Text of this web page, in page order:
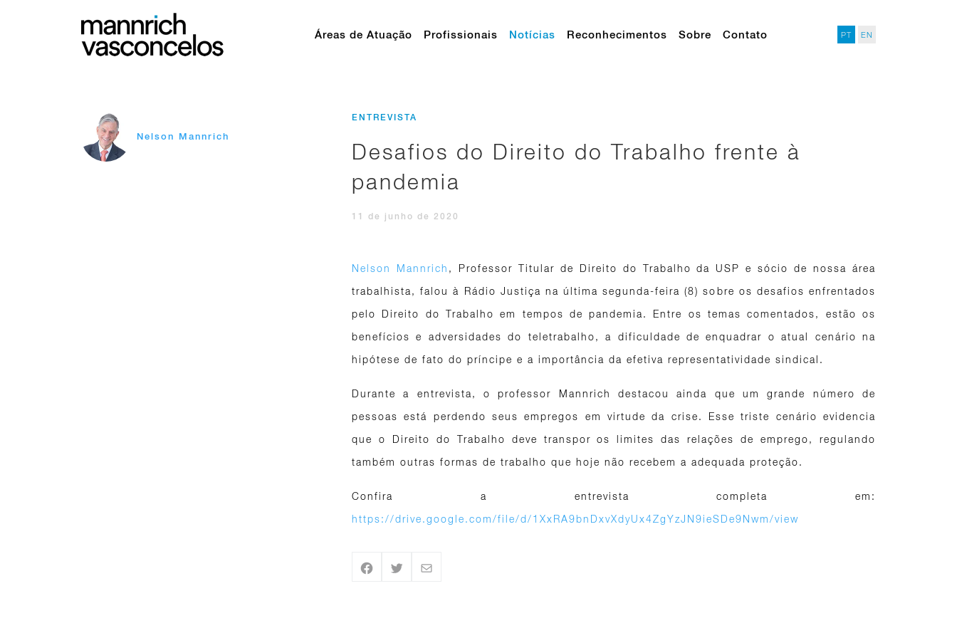
Áreas de Atuação Profissionais Notícias Reconhecimentos Sobre Contato PT EN
Nelson Mannrich
ENTREVISTA
Desafios do Direito do Trabalho frente à
pandemia
11 de junho de 2020
Nelson Mannrich , Professor Titular de Direito do Trabalho da USP e sócio de nossa área
trabalhista, falou à Rádio Justiça na última segunda-feira (8) sobre os desafios enfrentados
pelo Direito do Trabalho em tempos de pandemia. Entre os temas comentados, estão os
benefícios e adversidades do teletrabalho, a dificuldade de enquadrar o atual cenário na
hipótese de fato do príncipe e a importância da efetiva representatividade sindical.
Durante a entrevista, o professor Mannrich destacou ainda que um grande número de
pessoas está perdendo seus empregos em virtude da crise. Esse triste cenário evidencia
que o Direito do Trabalho deve transpor os limites das relações de emprego, regulando
também outras formas de trabalho que hoje não recebem a adequada proteção.
Confira a entrevista completa em:
https://drive.google.com/file/d/1XxRA9bnDxvXdyUx4ZgYzJN9ieSDe9Nwm/view